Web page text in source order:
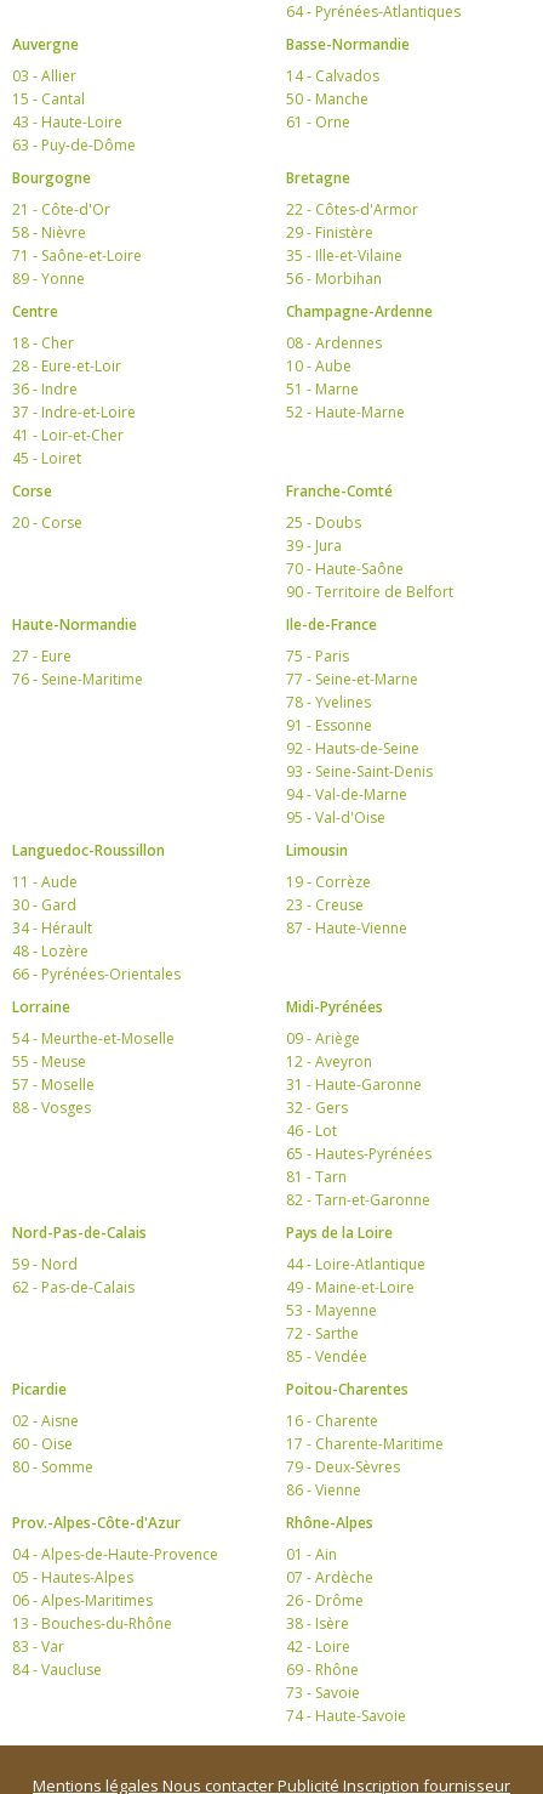
64 - Pyrénées-Atlantiques
Auvergne
03 - Allier
15 - Cantal
43 - Haute-Loire
63 - Puy-de-Dôme
Basse-Normandie
14 - Calvados
50 - Manche
61 - Orne
Bourgogne
21 - Côte-d'Or
58 - Nièvre
71 - Saône-et-Loire
89 - Yonne
Bretagne
22 - Côtes-d'Armor
29 - Finistère
35 - Ille-et-Vilaine
56 - Morbihan
Centre
18 - Cher
28 - Eure-et-Loir
36 - Indre
37 - Indre-et-Loire
41 - Loir-et-Cher
45 - Loiret
Champagne-Ardenne
08 - Ardennes
10 - Aube
51 - Marne
52 - Haute-Marne
Corse
20 - Corse
Franche-Comté
25 - Doubs
39 - Jura
70 - Haute-Saône
90 - Territoire de Belfort
Haute-Normandie
27 - Eure
76 - Seine-Maritime
Ile-de-France
75 - Paris
77 - Seine-et-Marne
78 - Yvelines
91 - Essonne
92 - Hauts-de-Seine
93 - Seine-Saint-Denis
94 - Val-de-Marne
95 - Val-d'Oise
Languedoc-Roussillon
11 - Aude
30 - Gard
34 - Hérault
48 - Lozère
66 - Pyrénées-Orientales
Limousin
19 - Corrèze
23 - Creuse
87 - Haute-Vienne
Lorraine
54 - Meurthe-et-Moselle
55 - Meuse
57 - Moselle
88 - Vosges
Midi-Pyrénées
09 - Ariège
12 - Aveyron
31 - Haute-Garonne
32 - Gers
46 - Lot
65 - Hautes-Pyrénées
81 - Tarn
82 - Tarn-et-Garonne
Nord-Pas-de-Calais
59 - Nord
62 - Pas-de-Calais
Pays de la Loire
44 - Loire-Atlantique
49 - Maine-et-Loire
53 - Mayenne
72 - Sarthe
85 - Vendée
Picardie
02 - Aisne
60 - Oise
80 - Somme
Poitou-Charentes
16 - Charente
17 - Charente-Maritime
79 - Deux-Sèvres
86 - Vienne
Prov.-Alpes-Côte-d'Azur
04 - Alpes-de-Haute-Provence
05 - Hautes-Alpes
06 - Alpes-Maritimes
13 - Bouches-du-Rhône
83 - Var
84 - Vaucluse
Rhône-Alpes
01 - Ain
07 - Ardèche
26 - Drôme
38 - Isère
42 - Loire
69 - Rhône
73 - Savoie
74 - Haute-Savoie
Mentions légales Nous contacterPublicité Inscription fournisseur